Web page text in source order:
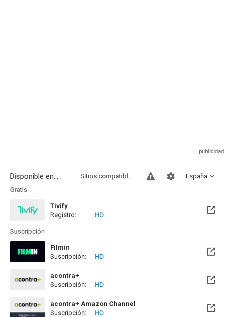
Disponible en... España
Sitios compatibles
Gratis
Tivify
Disponible hasta el Mié, 09 May 2029 (Quedan 2 años)
Registro: HD
Suscripción
Filmin
Disponible hasta el Mié, 26 Ago 2026 (Quedan 19 días)
Suscripción: HD
acontra+
Suscripción:
HD
acontra+ Amazon Channel
Suscripción:
HD